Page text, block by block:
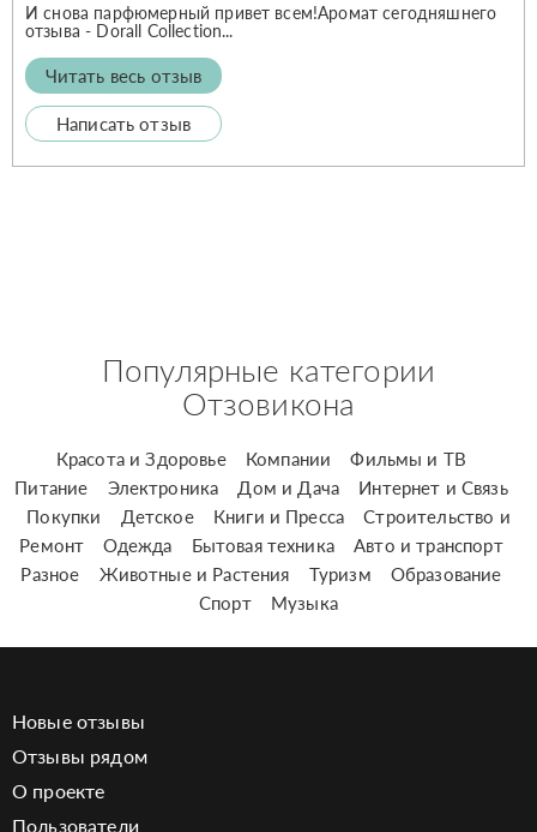
И снова парфюмерный привет всем!Аромат сегодняшнего
отзыва - Dorall Collection...
Читать весь отзыв
Написать отзыв
Популярные категории
Отзовикона
Красота и Здоровье Компании
Фильмы и ТВ
Питание
Электроника Дом и Дача
Интернет и Связь
Покупки
Детское Книги и Пресса
Строительство и
Ремонт
Одежда Бытовая техника
Авто и транспорт
Разное
Животные и Растения Туризм
Образование
Спорт
Музыка
Новые отзывы
Отзывы рядом
О проекте
Пользователи